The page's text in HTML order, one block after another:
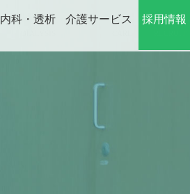
内科・透析 介護サービス 採用情報